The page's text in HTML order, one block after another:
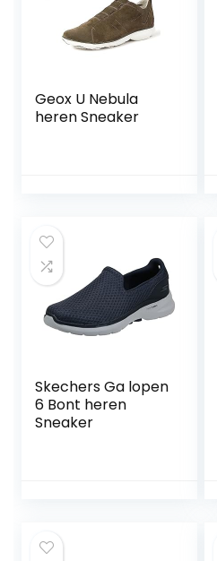
Geox U Nebula
heren Sneaker
Skechers Ga lopen
6 Bont heren
Sneaker